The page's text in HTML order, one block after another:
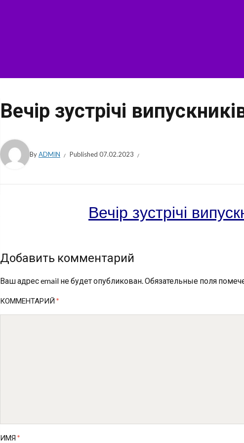
Вечір зустрічі
ByADMIN Published 07.02.2023
Вечір зустрічі
Добавить комментарий
Ваш адрес email не будет опубликован.Обязательные поля
КОММЕНТАРИЙ *
ИМЯ *